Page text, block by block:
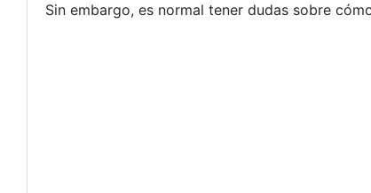
Sin embargo, es normal tener dudas sobre